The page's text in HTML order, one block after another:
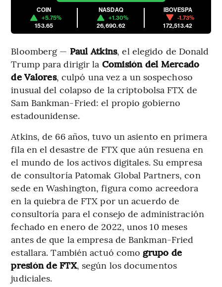
COIN
+5.75%
153.65
NASDAQ
+1.30%
26,690.62
IBOVESPA
-1.73%
172,513.42
Bloomberg — Paul Atkins, el elegido de Donald
Trump para dirigir la Comisión del Mercado
de Valores, culpó una vez a un sospechoso
inusual del colapso de la criptobolsa FTX de
Sam Bankman-Fried: el propio gobierno
estadounidense.
Atkins, de 66 años, tuvo un asiento en primera
fila en el desastre de FTX que aún resuena en
el mundo de los activos digitales. Su empresa
de consultoría Patomak Global Partners, con
sede en Washington, figura como acreedora
en la quiebra de FTX por un acuerdo de
consultoría para el consejo de administración
fechado en enero de 2022, unos 10 meses
antes de que la empresa de Bankman-Fried
estallara. También actuó como grupo de
presión de FTX, según los documentos
judiciales.